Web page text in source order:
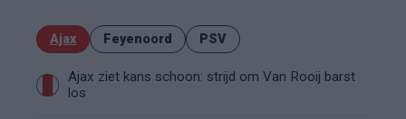
Ajax Feyenoord PSV
Ajax ziet kans schoon: strijd om Van Rooij barst
los